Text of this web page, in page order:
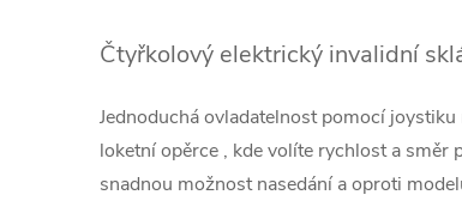
Čtyřkolový elektrický invalidní
Jednoduchá ovladatelnost pomocí
loketní opěrce , kde volíte rychlost a směr
snadnou možnost nasedání a oproti